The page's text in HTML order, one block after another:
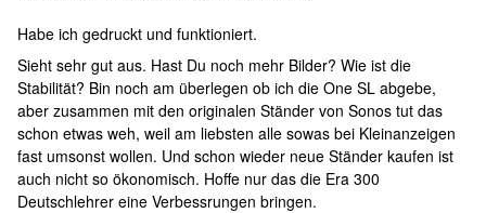
Habe ich gedruckt und funktioniert.
Sieht sehr gut aus. Hast Du noch mehr Bilder? Wie ist die
Stabilität? Bin noch am überlegen ob ich die One SL abgebe,
aber zusammen mit den originalen Ständer von Sonos tut das
schon etwas weh, weil am liebsten alle sowas bei Kleinanzeigen
fast umsonst wollen. Und schon wieder neue Ständer kaufen ist
auch nicht so ökonomisch. Hoffe nur das die Era 300
Deutschlehrer eine Verbessrungen bringen.